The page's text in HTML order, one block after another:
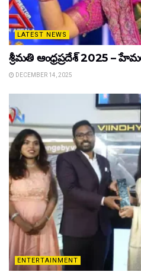
LATEST NEWS
శ్రీమతి ఆంధ్రప్రదేశ్ 2025 –
DECEMBER 14, 2025
ENTERTAINMENT